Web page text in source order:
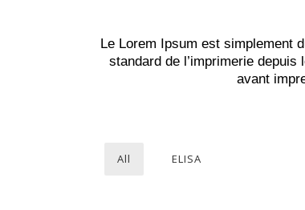
Le Lorem Ipsum est simplement
standard de l’imprimerie
avant
All ELISA